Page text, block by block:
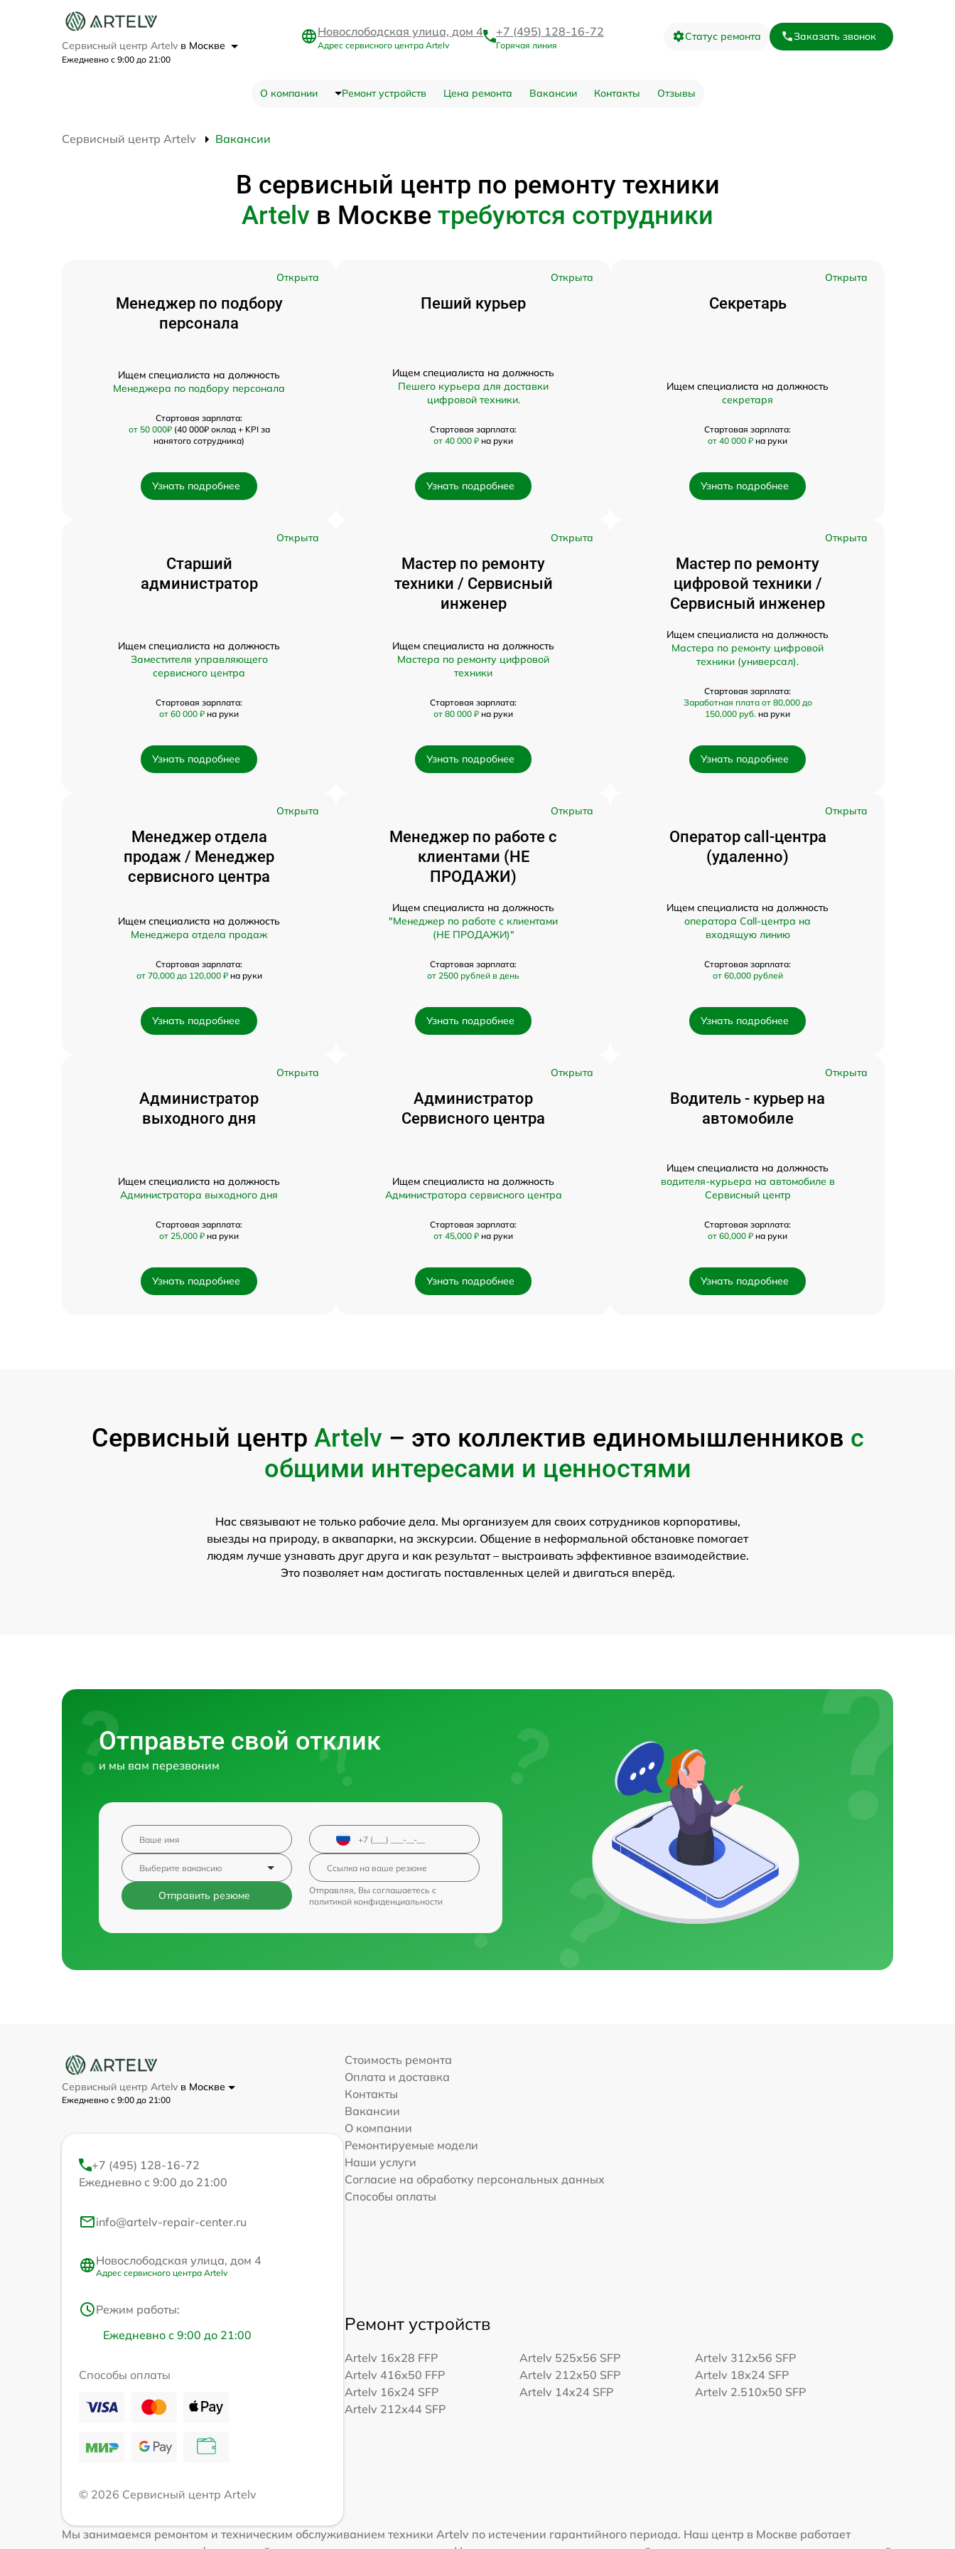
Сервисный центр Artelv в Москве
Ежедневно с 9:00 до 21:00
Новослободская улица, дом 4
Адрес сервисного центра Artelv
+7 (495) 128-16-72
Горячая линия
Статус ремонта Заказать звонок
О компании Ремонт устройств Цена ремонта Вакансии Контакты Отзывы
Сервисный центр Artelv Вакансии
В сервисный центр по ремонту техники
Artelv в Москве требуются сотрудники
Открыта
Менеджер по подбору
персонала
Ищем специалиста на должность
Менеджера по подбору персонала
Стартовая зарплата:
от 50 000₽(40 000₽ оклад + KPI за
нанятого сотрудника)
Узнать подробнее
Открыта
Пеший курьер
Ищем специалиста на должность
Пешего курьера для доставки
цифровой техники.
Стартовая зарплата:
от 40 000 ₽ на руки
Узнать подробнее
Открыта
Секретарь
Ищем специалиста на должность
секретаря
Стартовая зарплата:
от 40 000 ₽ на руки
Узнать подробнее
Открыта
Старший
администратор
Ищем специалиста на должность
Заместителя управляющего
сервисного центра
Стартовая зарплата:
от 60 000 ₽ на руки
Узнать подробнее
Открыта
Мастер по ремонту
техники / Сервисный
инженер
Ищем специалиста на должность
Мастера по ремонту цифровой
техники
Стартовая зарплата:
от 80 000 ₽ на руки
Узнать подробнее
Открыта
Мастер по ремонту
цифровой техники /
Сервисный инженер
Ищем специалиста на должность
Мастера по ремонту цифровой
техники (универсал).
Стартовая зарплата:
Заработная плата от 80,000 до
150,000 руб. на руки
Узнать подробнее
Открыта
Менеджер отдела
продаж / Менеджер
сервисного центра
Ищем специалиста на должность
Менеджера отдела продаж
Стартовая зарплата:
от 70,000 до 120,000 ₽ на руки
Узнать подробнее
Открыта
Менеджер по работе с
клиентами (НЕ
ПРОДАЖИ)
Ищем специалиста на должность
"Менеджер по работе с клиентами
(НЕ ПРОДАЖИ)"
Стартовая зарплата:
от 2500 рублей в день
Узнать подробнее
Открыта
Оператор call-центра
(удаленно)
Ищем специалиста на должность
оператора Call-центра на
входящую линию
Стартовая зарплата:
от 60,000 рублей
Узнать подробнее
Открыта
Администратор
выходного дня
Ищем специалиста на должность
Администратора выходного дня
Стартовая зарплата:
от 25,000 ₽ на руки
Узнать подробнее
Открыта
Администратор
Сервисного центра
Ищем специалиста на должность
Администратора сервисного центра
Стартовая зарплата:
от 45,000 ₽ на руки
Узнать подробнее
Открыта
Водитель - курьер на
автомобиле
Ищем специалиста на должность
водителя-курьера на автомобиле в
Сервисный центр
Стартовая зарплата:
от 60,000 ₽ на руки
Узнать подробнее
Сервисный центр Artelv – это коллектив единомышленников с
общими интересами и ценностями
Нас связывают не только рабочие дела. Мы организуем для своих сотрудников корпоративы,
выезды на природу, в аквапарки, на экскурсии. Общение в неформальной обстановке помогает
людям лучше узнавать друг друга и как результат – выстраивать эффективное взаимодействие.
Это позволяет нам достигать поставленных целей и двигаться вперёд.
Отправьте свой отклик
и мы вам перезвоним
Отправить резюме
Отправляя, Вы соглашаетесь с
политикой конфиденциальности
Сервисный центр Artelv в Москве
Ежедневно с 9:00 до 21:00
+7 (495) 128-16-72
Ежедневно с 9:00 до 21:00
info@artelv-repair-center.ru
Новослободская улица, дом 4
Адрес сервисного центра Artelv
Режим работы:
Ежедневно с 9:00 до 21:00
Способы оплаты
© 2026 Сервисный центр Artelv
Стоимость ремонта
Оплата и доставка
Контакты
Вакансии
О компании
Ремонтируемые модели
Наши услуги
Согласие на обработку персональных данных
Способы оплаты
Ремонт устройств
Artelv 16x28 FFP Artelv 525x56 SFP
Artelv 312x56 SFP
Artelv 416x50 FFP
Artelv 212x50 SFP
Artelv 18x24 SFP
Artelv 16x24 SFP
Artelv 14x24 SFP
Artelv 2.510x50 SFP
Artelv 212x44 SFP
Мы занимаемся ремонтом и техническим обслуживанием техники Artelv по истечении гарантийного периода. Наш центр в Москве работает